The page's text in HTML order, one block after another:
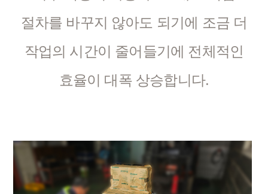
절차를 바꾸지 않아도 되기에 조금 더
작업의 시간이 줄어들기에 전체적인
효율이 대폭 상승합니다.